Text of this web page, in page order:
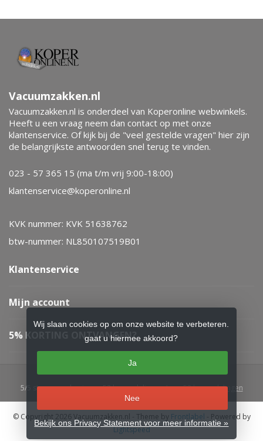
Vacuumzakken.nl
Vacuumzakken.nl is onderdeel van Koperonline webwinkels.
Heeft u een vraag neem dan contact op met onze
klantenservice. Of kijk bij de "veel gestelde vragen" hier zijn
de belangrijkste antwoorden snel terug te vinden.
023 - 57 365 15 (ma t/m vrij 9:00-18:00)
klantenservice@koperonline.nl
KVK nummer: KVK 51638762
btw-nummer: NL850107519B01
Klantenservice
Mijn account
5% KORTING ONTVANGEN?
5/ sterren op basis van52beoordelingen.Lees 52 beoordelingen
Wij slaan cookies op om onze website te verbeteren.
gaat u hiermee akkoord?
Ja
Nee
Bekijk ons Privacy Statement voor meer informatie »
© Copyright 2026 Vacuumzakken.nl - Theme by Frontlabel - Powered by
Lightspeed